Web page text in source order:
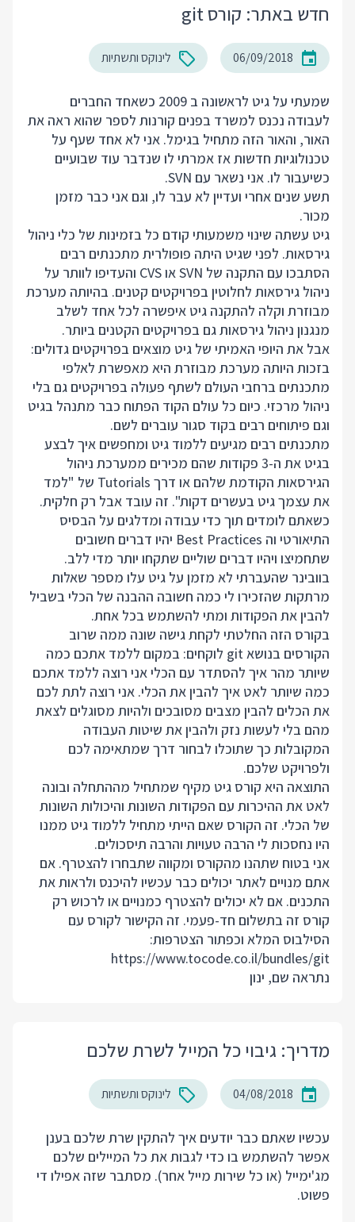
חדש באתר: קורס git
06/09/2018 לינוקס ותשתיות
שמעתי על גיט לראשונה ב 2009 כשאחד החברים
לעבודה נכנס למשרד בפנים קורנות לספר שהוא ראה את
האור, והאור הזה מתחיל בגימל. אני לא אחד שעף על
טכנולוגיות חדשות אז אמרתי לו שנדבר עוד שבועיים
כשיעבור לו. אני נשאר עם SVN.
תשע שנים אחרי ועדיין לא עבר לו, וגם אני כבר מזמן
מכור.
גיט עשתה שינוי משמעותי קודם כל בזמינות של כלי ניהול
גירסאות. לפני שגיט היתה פופולרית מתכנתים רבים
הסתבכו עם התקנה של SVN או CVS והעדיפו לוותר על
ניהול גירסאות לחלוטין בפרויקטים קטנים. בהיותה מערכת
מבוזרת וקלה להתקנה גיט איפשרה לכל אחד לשלב
מנגנון ניהול גירסאות גם בפרויקטים הקטנים ביותר.
אבל את היופי האמיתי של גיט מוצאים בפרויקטים גדולים:
בזכות היותה מערכת מבוזרת היא מאפשרת לאלפי
מתכנתים ברחבי העולם לשתף פעולה בפרויקטים גם בלי
ניהול מרכזי. כיום כל עולם הקוד הפתוח כבר מתנהל בגיט
וגם פיתוחים רבים בקוד סגור עוברים לשם.
מתכנתים רבים מגיעים ללמוד גיט ומחפשים איך לבצע
בגיט את ה-3 פקודות שהם מכירים ממערכת ניהול
הגירסאות הקודמת שלהם או דרך Tutorials של "למד
את עצמך גיט בעשרים דקות". זה עובד אבל רק חלקית.
כשאתם לומדים תוך כדי עבודה ומדלגים על הבסיס
התיאורטי וה Best Practices יהיו דברים חשובים
שתחמיצו ויהיו דברים שוליים שתקחו יותר מדי ללב.
בוובינר שהעברתי לא מזמן על גיט עלו מספר שאלות
מרתקות שהזכירו לי כמה חשובה ההבנה של הכלי בשביל
להבין את הפקודות ומתי להשתמש בכל אחת.
בקורס הזה החלטתי לקחת גישה שונה ממה שרוב
הקורסים בנושא git לוקחים: במקום ללמד אתכם כמה
שיותר מהר איך להסתדר עם הכלי אני רוצה ללמד אתכם
כמה שיותר לאט איך להבין את הכלי. אני רוצה לתת לכם
את הכלים להבין מצבים מסובכים ולהיות מסוגלים לצאת
מהם בלי לעשות נזק ולהבין את שיטות העבודה
המקובלות כך שתוכלו לבחור דרך שמתאימה לכם
ולפרויקט שלכם.
התוצאה היא קורס גיט מקיף שמתחיל מההתחלה ובונה
לאט את ההיכרות עם הפקודות השונות והיכולות השונות
של הכלי. זה הקורס שאם הייתי מתחיל ללמוד גיט ממנו
היו נחסכות לי הרבה טעויות והרבה תיסכולים.
אני בטוח שתהנו מהקורס ומקווה שתבחרו להצטרף. אם
אתם מנויים לאתר יכולים כבר עכשיו להיכנס ולראות את
התכנים. אם לא יכולים להצטרף כמנויים או לרכוש רק
קורס זה בתשלום חד-פעמי. זה הקישור לקורס עם
הסילבוס המלא וכפתור הצטרפות:
https://www.tocode.co.il/bundles/git
נתראה שם, ינון
מדריך: גיבוי כל המייל לשרת שלכם
04/08/2018 לינוקס ותשתיות
עכשיו שאתם כבר יודעים איך להתקין שרת שלכם בענן
אפשר להשתמש בו כדי לגבות את כל המיילים שלכם
מג'ימייל (או כל שירות מייל אחר). מסתבר שזה אפילו די
פשוט.